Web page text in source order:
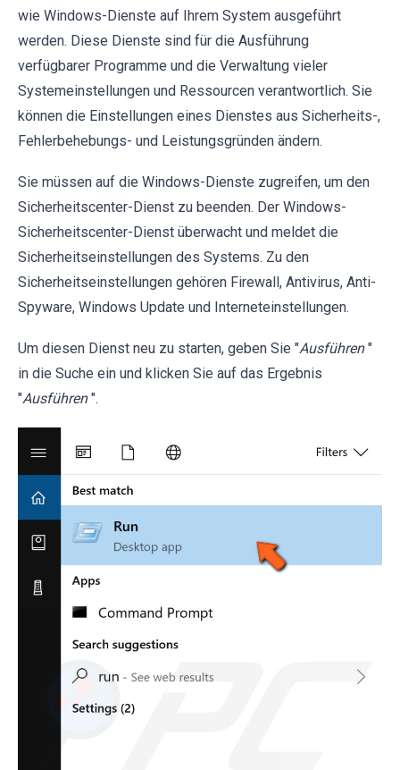
wie Windows-Dienste auf Ihrem System ausgeführt
werden. Diese Dienste sind für die Ausführung
verfügbarer Programme und die Verwaltung vieler
Systemeinstellungen und Ressourcen verantwortlich. Sie
können die Einstellungen eines Dienstes aus Sicherheits-,
Fehlerbehebungs- und Leistungsgründen ändern.
Sie müssen auf die Windows-Dienste zugreifen, um den
Sicherheitscenter-Dienst zu beenden. Der Windows-
Sicherheitscenter-Dienst überwacht und meldet die
Sicherheitseinstellungen des Systems. Zu den
Sicherheitseinstellungen gehören Firewall, Antivirus, Anti-
Spyware, Windows Update und Interneteinstellungen.
Um diesen Dienst neu zu starten, geben Sie "Ausführen "
in die Suche ein und klicken Sie auf das Ergebnis
"Ausführen ".